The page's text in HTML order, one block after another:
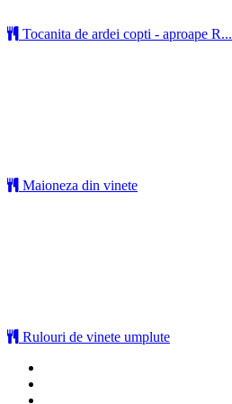
Tocanita de ardei copti - aproape R...
Maioneza din vinete
Rulouri de vinete umplute